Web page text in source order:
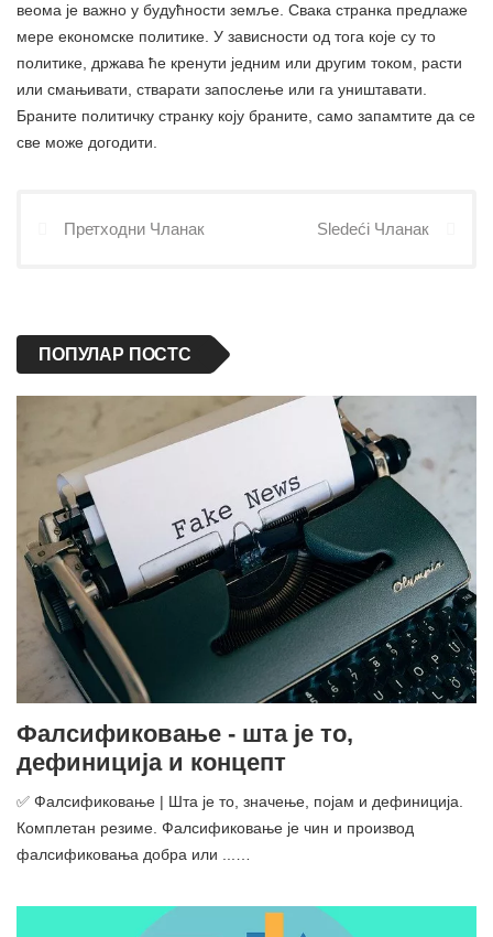
веома је важно у будућности земље. Свака странка предлаже
мере економске политике. У зависности од тога које су то
политике, држава ће кренути једним или другим током, расти
или смањивати, стварати запослење или га уништавати.
Браните политичку странку коју браните, само запамтите да се
све може догодити.
Претходни Чланак Sledeći Чланак
ПОПУЛАР ПОСТС
Фалсификовање - шта је то,
дефиниција и концепт
✅ Фалсификовање | Шта је то, значење, појам и дефиниција.
Комплетан резиме. Фалсификовање је чин и производ
фалсификовања добра или ...…